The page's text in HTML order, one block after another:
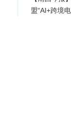
盟“AI+跨境